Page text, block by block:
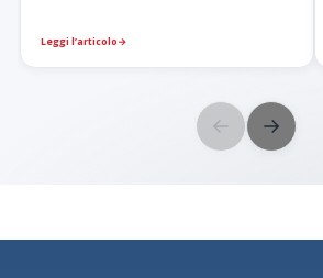
Leggi l’articolo→
← →